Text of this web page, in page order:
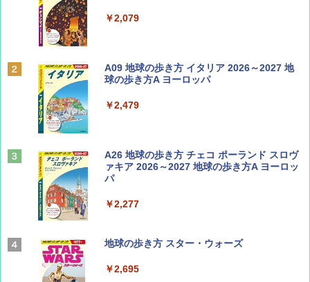
￥713
Coyote No.89 特集 星野道夫 夢見る旅
山と溪谷 2026年8月号「南アルプス大全」
￥1,540
AIRLINE（エアライン）2026年9月号【特
￥2,079
A09 地球の歩き方 イタリア 2026～2027 地
球の歩き方A ヨーロッパ
￥2,479
A26 地球の歩き方 チェコ ポーランド スロヴ
ァキア 2026～2027 地球の歩き方A ヨーロッ
パ
￥2,277
地球の歩き方 スター・ウォーズ
￥2,695